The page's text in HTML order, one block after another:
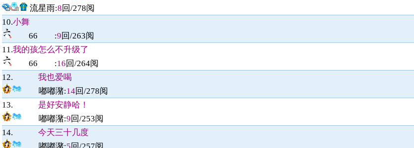
流星雨:8回/278阅
10.小舞
66 :9回/263阅
11.我的孩怎么不升级了
66 :16回/264阅
12. 我也爱喝
嘟嘟潴:14回/278阅
13. 是好安静哈！
嘟嘟潴:9回/253阅
14. 今天三十几度